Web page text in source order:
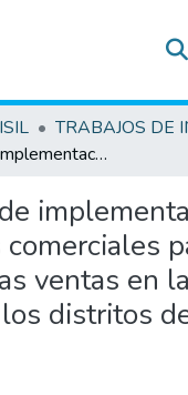
Propuesta de implementación de estrategias comerciales para aumentar las ventas en la empresa Vakimu en los distritos de Lima, 2024
ventas en
distritos